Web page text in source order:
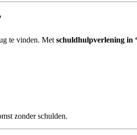
te vinden. Met schuldhulpverlening in
zonder schulden.